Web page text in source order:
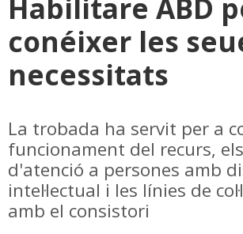
Habilitare ABD
conéixer les
necessitats
La trobada ha servit per a
funcionament del recurs,
d'atenció a persones amb
intel·lectual i les línies de
amb el consistori